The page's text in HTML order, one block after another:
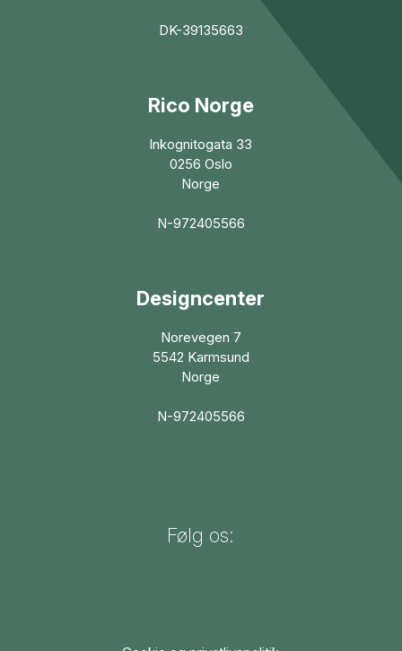
DK-39135663
Rico Norge
Inkognitogata 33
0256 Oslo
Norge
N-972405566
Designcenter
Norevegen 7
5542 Karmsund
Norge
N-972405566
Følg os: